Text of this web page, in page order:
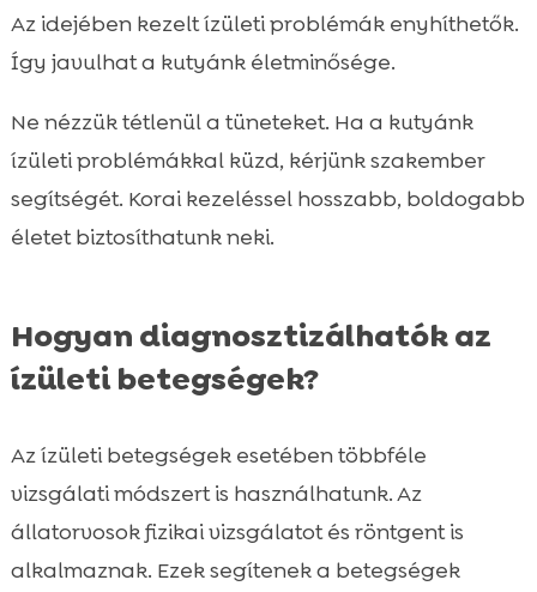
Az idejében kezelt ízületi problémák enyhíthetők.
Így javulhat a kutyánk életminősége.
Ne nézzük tétlenül a tüneteket. Ha a kutyánk
ízületi problémákkal küzd, kérjünk szakember
segítségét. Korai kezeléssel hosszabb, boldogabb
életet biztosíthatunk neki.
Hogyan diagnosztizálhatók az
ízületi betegségek?
Az ízületi betegségek esetében többféle
vizsgálati módszert is használhatunk. Az
állatorvosok fizikai vizsgálatot és röntgent is
alkalmaznak. Ezek segítenek a betegségek